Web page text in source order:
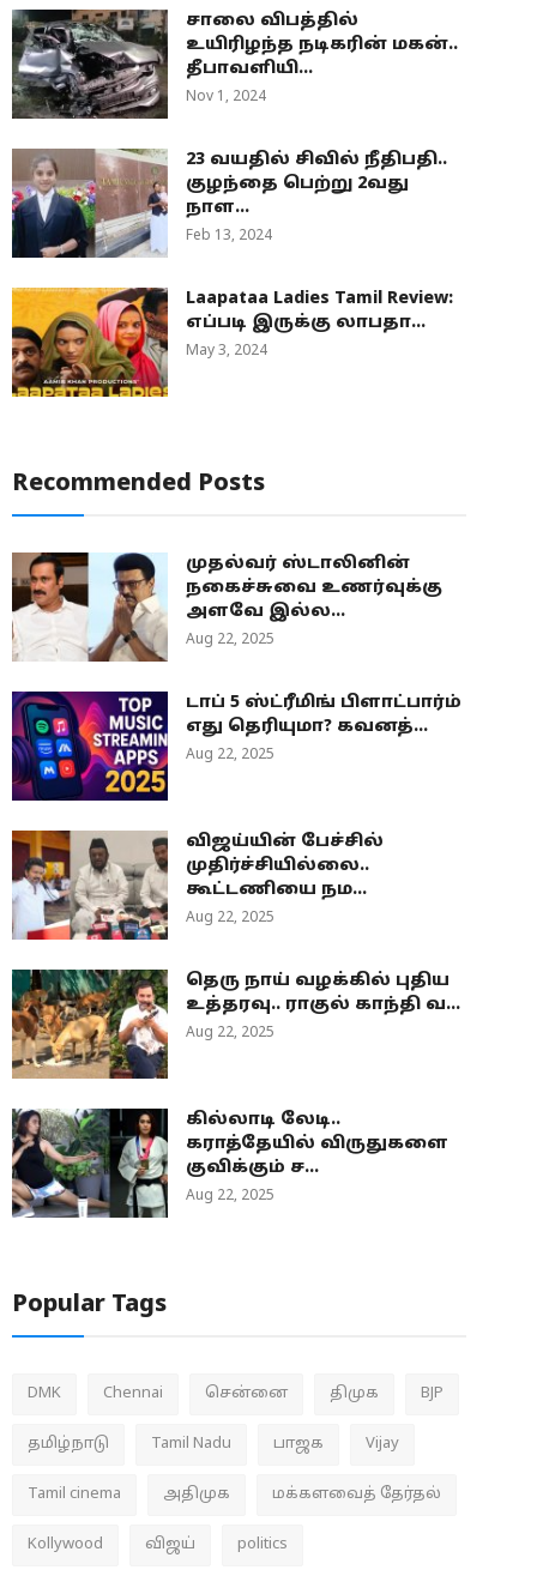
சாலை விபத்தில்
உயிரிழந்த நடிகரின் மகன்..
தீபாவளியி...
Nov 1, 2024
23 வயதில் சிவில் நீதிபதி..
குழந்தை பெற்று 2வது
நாள...
Feb 13, 2024
Laapataa Ladies Tamil Review:
எப்படி இருக்கு லாபதா...
May 3, 2024
Recommended Posts
முதல்வர் ஸ்டாலினின்
நகைச்சுவை உணர்வுக்கு
அளவே இல்ல...
Aug 22, 2025
டாப் 5 ஸ்ட்ரீமிங் பிளாட்பார்ம்
எது தெரியுமா? கவனத்...
Aug 22, 2025
விஜய்யின் பேச்சில்
முதிர்ச்சியில்லை..
கூட்டணியை நம...
Aug 22, 2025
தெரு நாய் வழக்கில் புதிய
உத்தரவு.. ராகுல் காந்தி வ...
Aug 22, 2025
கில்லாடி லேடி..
கராத்தேயில் விருதுகளை
குவிக்கும் ச...
Aug 22, 2025
Popular Tags
DMK Chennai சென்னை திமுக BJP
தமிழ்நாடு Tamil Nadu பாஜக Vijay
Tamil cinema அதிமுக மக்களவைத் தேர்தல்
Kollywood விஜய் politics